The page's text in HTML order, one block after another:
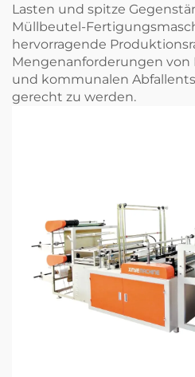
Lasten und spitze
Müllbeutel-
hervorragende
Mengenanforderungen von
und kommunalen
gerecht zu werden.